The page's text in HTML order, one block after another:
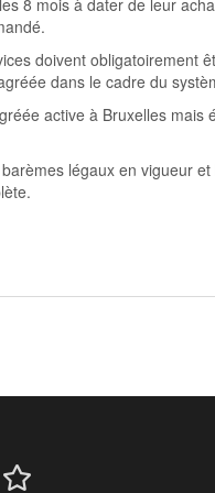
doivent obligatoirement
dans le cadre du
active à Bruxelles mais
légaux en vigueur et